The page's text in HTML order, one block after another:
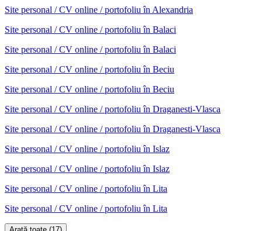
Site personal / CV online / portofoliu în Alexandria
Site personal / CV online / portofoliu în Balaci
Site personal / CV online / portofoliu în Balaci
Site personal / CV online / portofoliu în Beciu
Site personal / CV online / portofoliu în Beciu
Site personal / CV online / portofoliu în Draganesti-Vlasca
Site personal / CV online / portofoliu în Draganesti-Vlasca
Site personal / CV online / portofoliu în Islaz
Site personal / CV online / portofoliu în Islaz
Site personal / CV online / portofoliu în Lita
Site personal / CV online / portofoliu în Lita